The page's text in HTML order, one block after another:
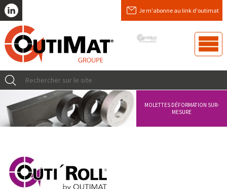
Je m'abonne au link d'outimat
MOLETTES DÉFORMATION SUR-
MESURE